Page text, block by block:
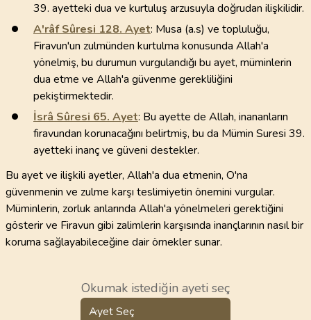
39. ayetteki dua ve kurtuluş arzusuyla doğrudan ilişkilidir.
A'râf Sûresi 128. Ayet: Musa (a.s) ve topluluğu,
Firavun'un zulmünden kurtulma konusunda Allah'a
yönelmiş, bu durumun vurgulandığı bu ayet, müminlerin
dua etme ve Allah'a güvenme gerekliliğini
pekiştirmektedir.
İsrâ Sûresi 65. Ayet: Bu ayette de Allah, inananların
firavundan korunacağını belirtmiş, bu da Mümin Suresi 39.
ayetteki inanç ve güveni destekler.
Bu ayet ve ilişkili ayetler, Allah'a dua etmenin, O'na
güvenmenin ve zulme karşı teslimiyetin önemini vurgular.
Müminlerin, zorluk anlarında Allah'a yönelmeleri gerektiğini
gösterir ve Firavun gibi zalimlerin karşısında inançlarının nasıl bir
koruma sağlayabileceğine dair örnekler sunar.
Okumak istediğin ayeti seç
Ayet Seç